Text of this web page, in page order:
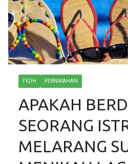
FIQIH PERNIKAHAN
APAKAH
SEORANG
MELARANG